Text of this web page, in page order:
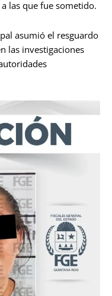
las que fue sometido.
asumió el resguardo
las investigaciones